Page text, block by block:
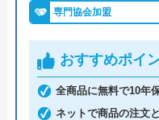
本社所在地
〒
専門協会加盟
おすすめポイ
全商品に無料で10年
ネットで商品の注文